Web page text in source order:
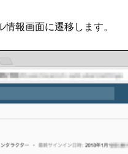
報画面に遷移します。